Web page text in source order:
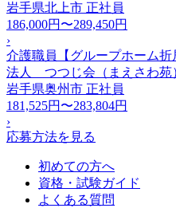
岩手県北上市 正社員
186,000円〜289,450円
›
介護職員【グループホーム
法人 つつじ会（まえさわ苑
岩手県奥州市 正社員
181,525円〜283,804円
›
応募方法を見る
初めての方へ
資格・試験ガイド
よくある質問